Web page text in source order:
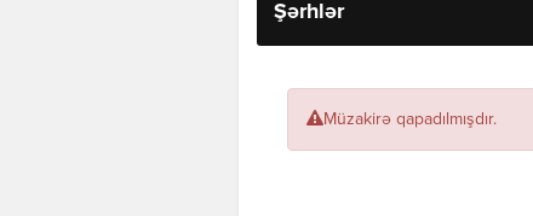
Şərhlər
Müzakirə qapadılmışdır.